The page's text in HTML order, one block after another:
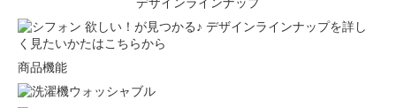
欲しい！が見つかる♪ デザインラインナップを詳し
く見たいかたはこちらから
商品機能